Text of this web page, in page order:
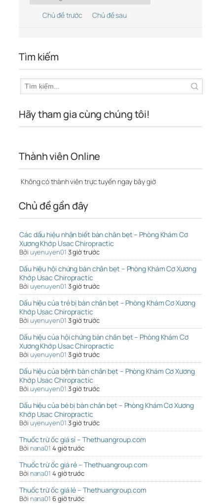
Chủ đề trước Chủ đề sau
Tìm kiếm
Hãy tham gia cùng chúng tôi!
Thành viên Online
Không có thành viên trực tuyến ngay bây giờ
Chủ đề gần đây
Các dấu hiệu nhận biết bàn chân bẹt – Phòng Khám Cơ
Xương Khớp Usac Chiropractic
Bởi uyenuyen01 3 giờ trước
Dấu hiệu hội chứng bàn chân bẹt – Phòng Khám Cơ Xương
Khớp Usac Chiropractic
Bởi uyenuyen01 3 giờ trước
Dấu hiệu của trẻ bị bàn chân bẹt – Phòng Khám Cơ Xương
Khớp Usac Chiropractic
Bởi uyenuyen01 3 giờ trước
Dấu hiệu của hội chứng bàn chân bẹt – Phòng Khám Cơ
Xương Khớp Usac Chiropractic
Bởi uyenuyen01 3 giờ trước
Dấu hiệu của bệnh bàn chân bẹt – Phòng Khám Cơ Xương
Khớp Usac Chiropractic
Bởi uyenuyen01 3 giờ trước
Dấu hiệu của bé bị bàn chân bẹt – Phòng Khám Cơ Xương
Khớp Usac Chiropractic
Bởi uyenuyen01 3 giờ trước
Thuốc trừ ốc giá sỉ – Thethuangroup.com
Bởi nana01 4 giờ trước
Thuốc trừ ốc giá rẻ – Thethuangroup.com
Bởi nana01 4 giờ trước
Thuốc trừ ốc giá lẻ – Thethuangroup.com
Bởi nana01 6 giờ trước